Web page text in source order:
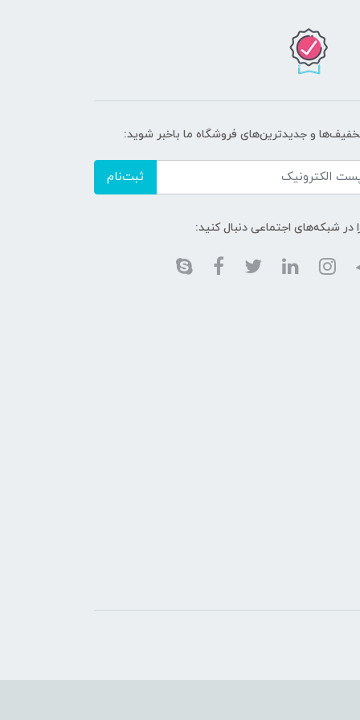
و جدیدترین‌های فروشگاه ما باخبر شوید:
ثبت‌نام
در شبکه‌های اجتماعی دنبال کنید: